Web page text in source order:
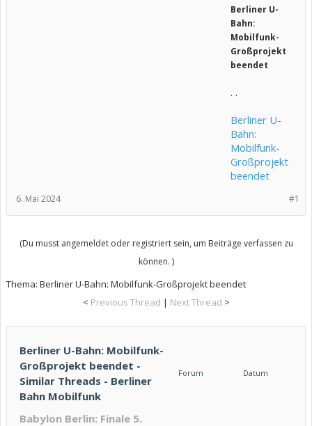
Berliner U-
Bahn:
Mobilfunk-
Großprojekt
beendet
. .
Berliner U-
Bahn:
Mobilfunk-
Großprojekt
beendet
#1
6. Mai 2024
(Du musst angemeldet oder registriert sein, um Beiträge verfassen zu
können. )
Thema: Berliner U-Bahn: Mobilfunk-Großprojekt beendet
< Previous Thread | Next Thread >
Berliner U-Bahn: Mobilfunk-
Großprojekt beendet -
Similar Threads - Berliner
Bahn Mobilfunk
Forum Datum
Babylon Berlin: Finale 5.